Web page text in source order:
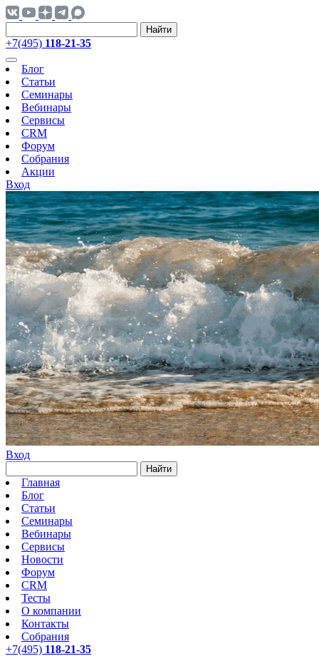
Найти
+7(495) 118-21-35
Блог
Статьи
Семинары
Вебинары
Сервисы
CRM
Форум
Собрания
Акции
Вход
Вход
Найти
Главная
Блог
Статьи
Семинары
Вебинары
Сервисы
Новости
Форум
CRM
Тесты
О компании
Контакты
Собрания
+7(495) 118-21-35